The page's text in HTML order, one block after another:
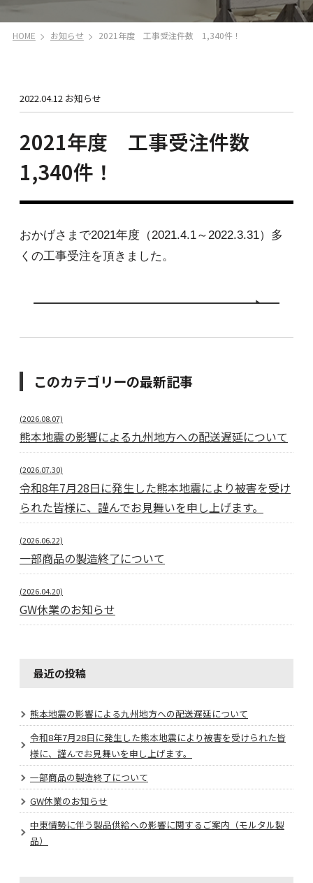
HOME お知らせ 2021年度 工事受注件数 1,340件！
2022.04.12 お知らせ
2021年度 工事受注件数
1,340件！
おかげさまで2021年度（2021.4.1～2022.3.31）多
くの工事受注を頂きました。
このカテゴリーの最新記事
(2026.08.07)
熊本地震の影響による九州地方への配送遅延について
(2026.07.30)
令和8年7月28日に発生した熊本地震により被害を受け
られた皆様に、謹んでお見舞いを申し上げます。
(2026.06.22)
一部商品の製造終了について
(2026.04.20)
GW休業のお知らせ
最近の投稿
熊本地震の影響による九州地方への配送遅延について
令和8年7月28日に発生した熊本地震により被害を受けられた皆
様に、謹んでお見舞いを申し上げます。
一部商品の製造終了について
GW休業のお知らせ
中東情勢に伴う製品供給への影響に関するご案内（モルタル製
品）